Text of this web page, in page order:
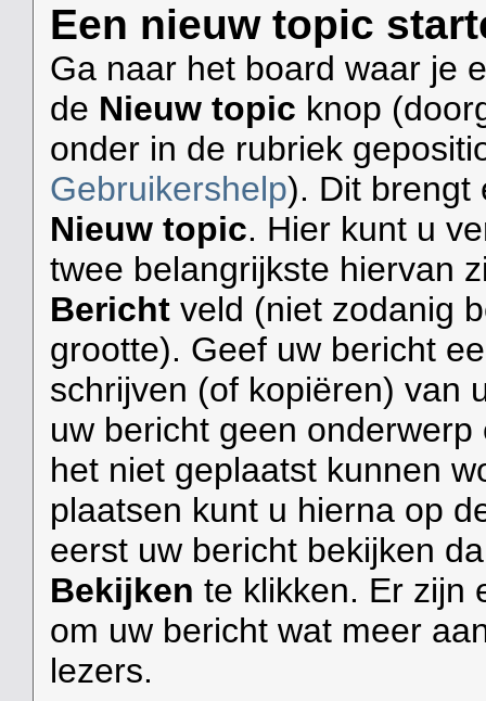
Een nieuw topic
Ga naar het board waar je
de Nieuw topic knop
onder in de rubriek
Gebruikershelp). Dit brengt
Nieuw topic. Hier kunt u
twee belangrijkste hiervan
Berichtveld (niet zodanig
grootte). Geef uw bericht
schrijven (of kopiëren) van
uw bericht geen
het niet geplaatst kunnen
plaatsen kunt u hierna op
eerst uw bericht bekijken
Bekijken te klikken. Er zijn
om uw bericht wat meer
lezers.